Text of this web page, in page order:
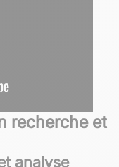
recherche et
analyse